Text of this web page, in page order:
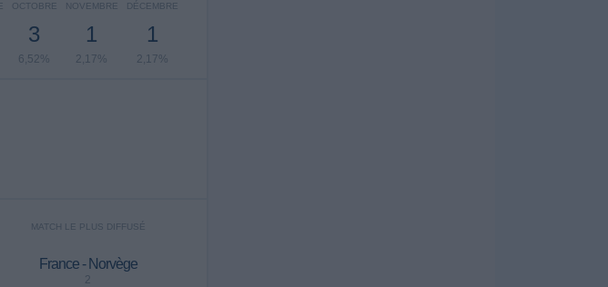
OCTOBRE
3
6,52%
NOVEMBRE
1
2,17%
DÉCEMBRE
1
2,17%
MATCH LE PLUS DIFFUSÉ
France - Norvège
2